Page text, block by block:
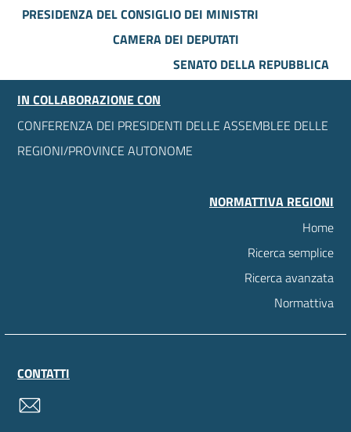
PRESIDENZA DEL CONSIGLIO DEI MINISTRI
CAMERA DEI DEPUTATI
SENATO DELLA REPUBBLICA
IN COLLABORAZIONE CON
CONFERENZA DEI PRESIDENTI DELLE ASSEMBLEE DELLE
REGIONI/PROVINCE AUTONOME
NORMATTIVA REGIONI
Home
Ricerca semplice
Ricerca avanzata
Normattiva
CONTATTI